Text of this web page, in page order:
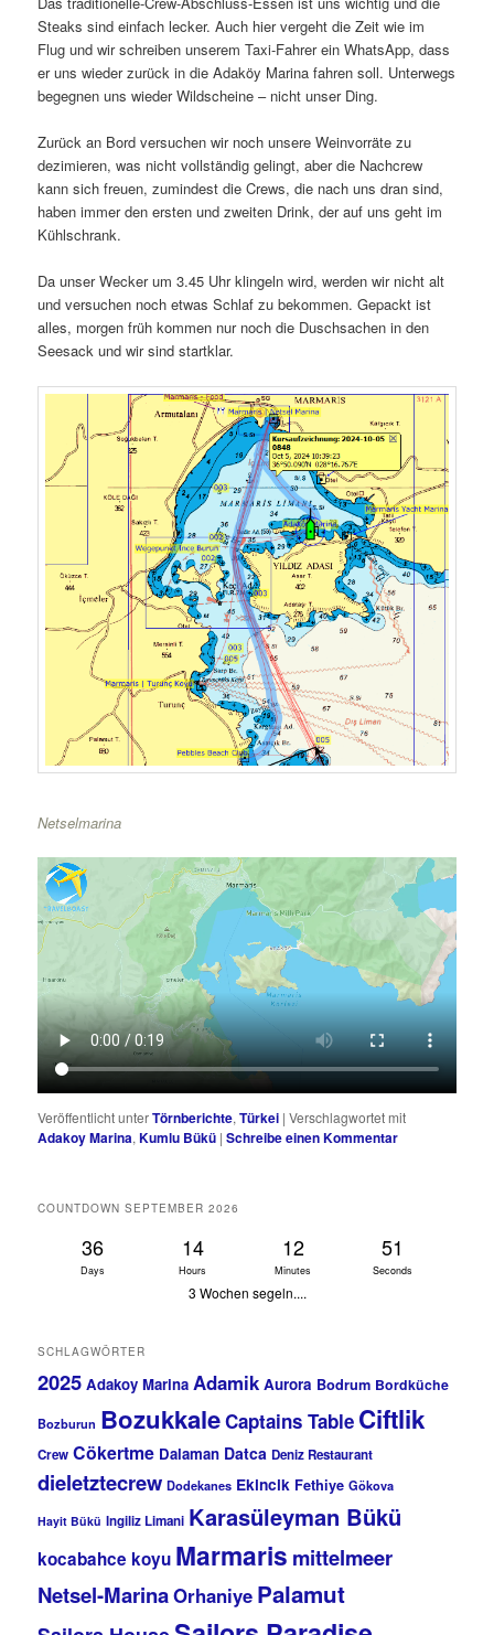
Steaks sind einfach lecker. Auch hier vergeht die Zeit wie im
Flug und wir schreiben unserem Taxi-Fahrer ein WhatsApp, dass
er uns wieder zurück in die Adaköy Marina fahren soll. Unterwegs
begegnen uns wieder Wildscheine – nicht unser Ding.
Zurück an Bord versuchen wir noch unsere Weinvorräte zu
dezimieren, was nicht vollständig gelingt, aber die Nachcrew
kann sich freuen, zumindest die Crews, die nach uns dran sind,
haben immer den ersten und zweiten Drink, der auf uns geht im
Kühlschrank.
Da unser Wecker um 3.45 Uhr klingeln wird, werden wir nicht alt
und versuchen noch etwas Schlaf zu bekommen. Gepackt ist
alles, morgen früh kommen nur noch die Duschsachen in den
Seesack und wir sind startklar.
Netselmarina
Veröffentlicht unterTörnberichte,Türkei |Verschlagwortet mit
Adakoy Marina,Kumlu Bükü |Schreibe einen Kommentar
COUNTDOWN SEPTEMBER 2026
36
Days
14
Hours
12
Minutes
50
Seconds
3 Wochen segeln....
SCHLAGWÖRTER
2025 Adakoy Marina Adamik Aurora Bodrum Bordküche
Bozburun BozukkaleCaptains Table Ciftlik
Crew Cökertme Dalaman Datca Deniz Restaurant
dieletztecrew Dodekanes Ekincik Fethiye Gökova
Hayit Bükü Ingiliz Limani Karasüleyman Bükü
kocabahce koyu Marmaris mittelmeer
Netsel-MarinaOrhaniye Palamut